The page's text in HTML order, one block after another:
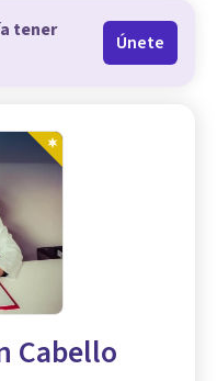
tener
Únete
Cabello